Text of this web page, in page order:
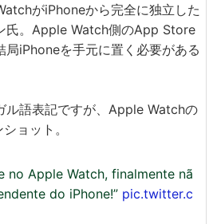
がiPhoneから完全に独立した
氏。Apple Watch側のApp Store
局iPhoneを手元に置く必要がある
ル語表記ですが、Apple Watchの
ョット。
no Apple Watch, finalmente nã
do iPhone!” pic.twitter.c